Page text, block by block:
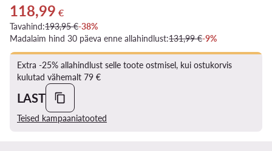
Praegune hind 118,99 €
118,99 €
Tavahind:193,95 €-38%
Madalaim hind 30 päeva enne allahindlust:131,99 €-9%
Extra -25% allahindlust selle toote ostmisel, kui ostukorvis
kulutad vähemalt 79 €
LAST
Teised kampaaniatooted